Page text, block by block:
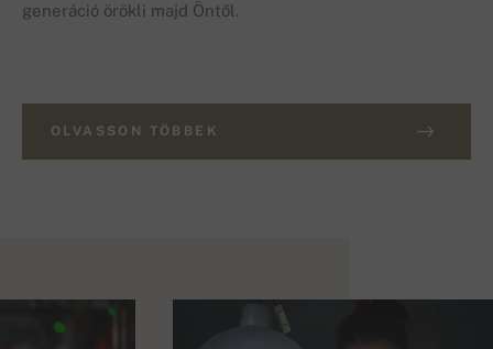
generáció örökli majd Öntől.
OLVASSON TÖBBEK